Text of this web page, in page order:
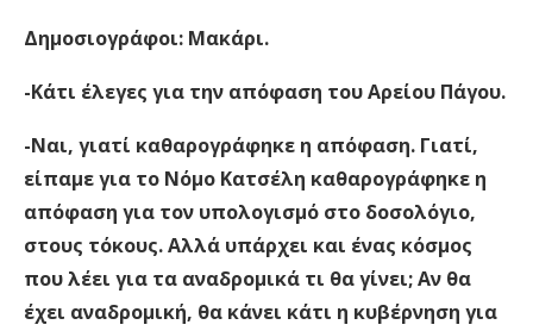
Δημοσιογράφοι: Μακάρι.
-Κάτι έλεγες για την απόφαση του Αρείου Πάγου.
-Ναι, γιατί καθαρογράφηκε η απόφαση. Γιατί,
είπαμε για το Νόμο Κατσέλη καθαρογράφηκε η
απόφαση για τον υπολογισμό στο δοσολόγιο,
στους τόκους. Αλλά υπάρχει και ένας κόσμος
που λέει για τα αναδρομικά τι θα γίνει; Αν θα
έχει αναδρομική, θα κάνει κάτι η κυβέρνηση για